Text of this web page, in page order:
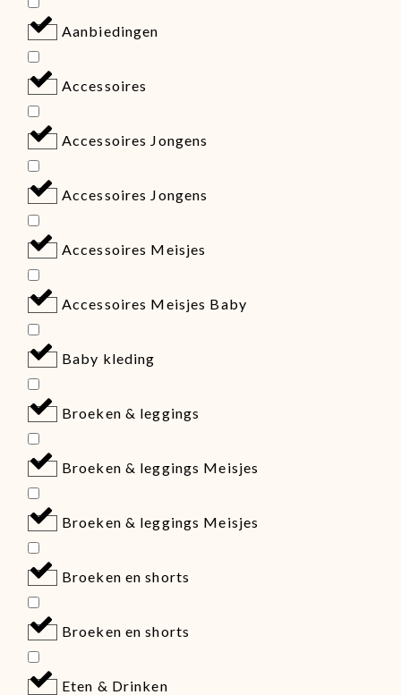
Aanbiedingen
Accessoires
Accessoires Jongens
Accessoires Jongens
Accessoires Meisjes
Accessoires Meisjes Baby
Baby kleding
Broeken & leggings
Broeken & leggings Meisjes
Broeken & leggings Meisjes
Broeken en shorts
Broeken en shorts
Eten & Drinken